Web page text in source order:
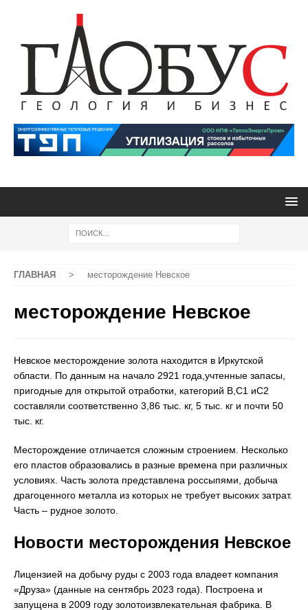
ГЛАВНАЯ > месторождение Невское
месторождение Невское
Невское месторождение золота находится в Иркутской
области. По данным на начало 2921 года,учтенные запасы,
пригодные для открытой отработки, категорий B,C1 иC2
составляли соответственно 3,86 тыс. кг, 5 тыс. кг и почти 50
тыс. кг.
Месторождение отличается сложным строением. Несколько
его пластов образовались в разные времена при различных
условиях. Часть золота представлена россыпями, добыча
драгоценного металла из которых не требует высоких затрат.
Часть – рудное золото.
Новости месторождения Невское
Лицензией на добычу руды с 2003 года владеет компания
«Друза» (данные на сентябрь 2023 года). Построена и
запущена в 2009 году золотоизвлекательная фабрика. В